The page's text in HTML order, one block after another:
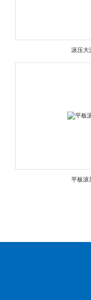
滚压大
平板滚